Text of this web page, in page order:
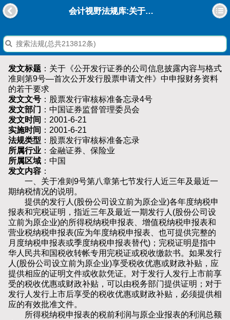
会计视野法规库:关于《公开发行证券的公司信息披露内容与格式准则第9号—首次公开发行股票申请文件》中申报财务资料的若干要求
发文标题 ：关于《公开发行证券的公司信息披露内容与格式
准则第9号—首次公开发行股票申请文件》中申报财务资料
的若干要求
发文文号 ：股票发行审核标准备忘录4号
发文部门 ：中国证券监督管理委员会
发文时间 ：2001-6-21
实施时间 ：2001-6-21
法规类型 ：股票发行审核标准备忘录
所属行业 ：金融证券、保险业
所属区域 ：中国
发文内容 ：
一、关于准则9号第八章第七节发行人近三年及最近一
期纳税情况的说明。
提供的发行人(股份公司设立前为原企业)各年度纳税申
报表和完税证明，指近三年及最近一期发行人(股份公司设
立前为原企业)的所得税纳税申报表、增值税纳税申报表和
营业税纳税申报表(应为年度纳税申报表、也可提供完整的
月度纳税申报表或季度纳税申报表替代)；完税证明是指中
华人民共和国税收转帐专用完税证或税收缴款书。如果发行
人(股份公司设立前为原企业)享受税收优惠或财政补贴，应
提供相应的证明文件或收款凭证。对于发行人发行上市前享
受的税收优惠或财政补贴，可以由税务部门提供证明；对于
发行人发行上市后享受的税收优惠或财政补贴，必须提供相
应的有效批准文件。
所得税纳税申报表的税前利润与原企业报表的利润总额